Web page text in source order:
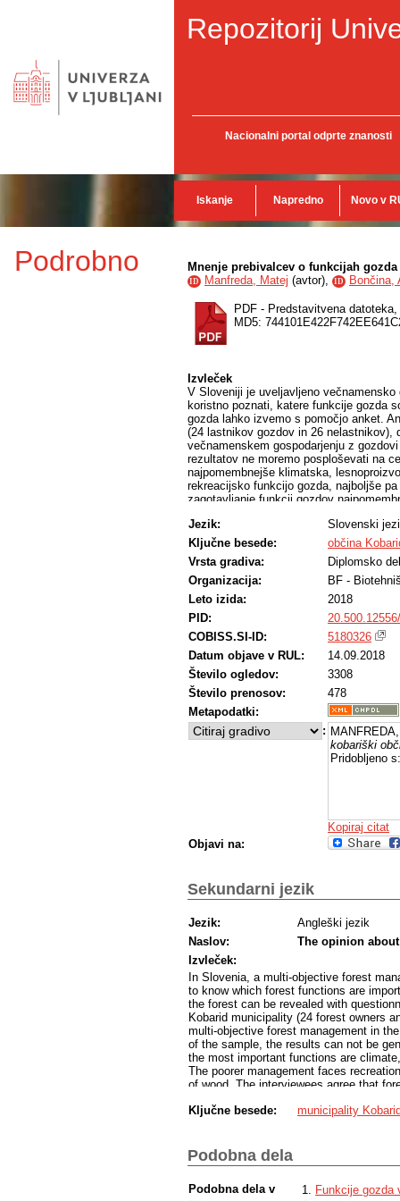
Repozitorij
Nacionalni portal odprte znanosti
Iskanje Napredno Novo v
Podrobno Mnenje prebivalcev o funkcijah
ID Manfreda, Matej (avtor), ID Bončina,
PDF - Predstavitvena datoteka,
MD5:
Izvleček
V Sloveniji je uveljavljeno
koristno poznati, katere funkcije gozda
gozda lahko izvemo s pomočjo anket.
(24 lastnikov gozdov in 26 nelastnikov),
večnamenskem gospodarjenju z
rezultatov ne moremo posploševati na
najpomembnejše klimatska,
rekreacijsko funkcijo gozda, najboljše
zagotavljanje funkcij gozdov
gozdov, izvajanje poseka, gojitvenih in
odprtost z gozdnimi prometnicami,
anketiranih poglavitne ovire (slabosti)
trditvah, da je gostota divjadi že dovolj
lokalnega prebivalstva do gozda in da
v okviru dovoljenih količin. Med
v mnenju o pomena lesnoproizvodne
varstvenih del v gozdovih za lastnike
gozdnogospodarske načrte, manj kot
Jezik:
Slovenski
Ključne besede:
občina
Vrsta gradiva:
Diplomsko
Organizacija:
BF -
Leto izida:
2018
PID:
COBISS.SI-ID:
5180326
Datum objave v RUL:
14.09.2018
Število ogledov:
3308
Število prenosov:
478
Metapodatki:
:
kobariški
Pridobljeno
Kopiraj citat
Objavi na:
Sekundarni jezik
Jezik:
Angleški jezik
Naslov:
The opinion
Izvleček:
In Slovenia, a multi-objective forest
to know which forest functions are
the forest can be revealed with
Kobarid municipality (24 forest owners
multi-objective forest management in
of the sample, the results can not be
the most important functions are
The poorer management faces
of wood. The interviewees agree that
functions: monitoring the state and
the density of game is large enough
the locals should remain and that
only about the meaning of wood
Ključne besede: municipality
Podobna dela
Podobna dela v
Funkcije gozda